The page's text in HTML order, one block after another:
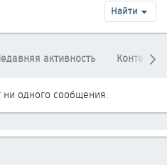
Найти
активность Контент
одного сообщения.